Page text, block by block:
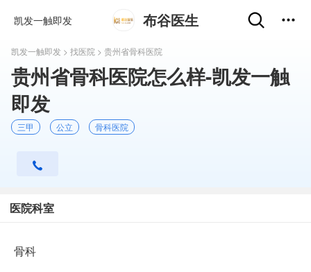
凯发一触即发 布谷医生
凯发一触即发 > 找医院 > 贵州省骨科医院
贵州省骨科医院怎么样-凯发一触
即发
三甲 公立 骨科医院
医院科室
骨科